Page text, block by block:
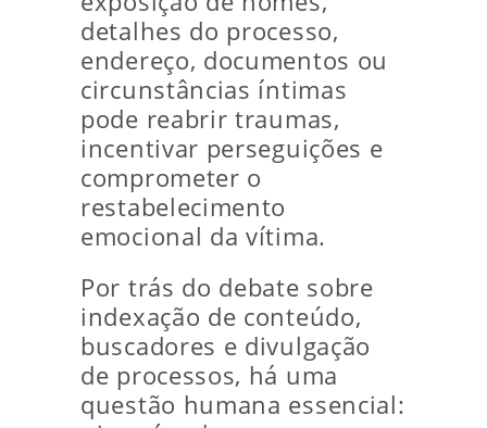
detalhes do processo,
endereço, documentos ou
circunstâncias íntimas
pode reabrir traumas,
incentivar perseguições e
comprometer o
restabelecimento
emocional da vítima.
Por trás do debate sobre
indexação de conteúdo,
buscadores e divulgação
de processos, há uma
questão humana essencial: